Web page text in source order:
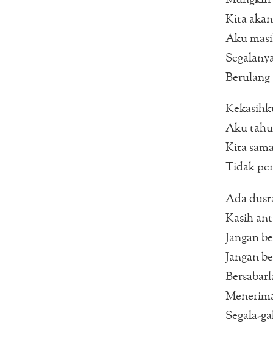
Kita
Aku
Berulang
Aku tahu
Kita
Tidak
Ada
Kasih
Jangan
Jangan
Segala-